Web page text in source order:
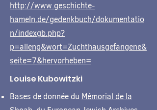
http://www.geschichte-
hameln.de/gedenkbuch/dokumentatio
n/indexgb.php?
p=alleng&wort=Zuchthausgefangene&
seite=7&hervorheben=
Louise Kubowitzki
Bases de donnée du Mémorial de la